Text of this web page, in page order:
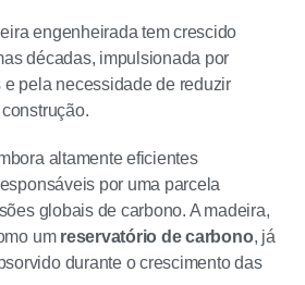
engenheirada tem crescido
décadas, impulsionada por
pela necessidade de reduzir
altamente eficientes
por uma parcela
globais de carbono. A madeira,
um reservatório de carbono, já
durante o crescimento das